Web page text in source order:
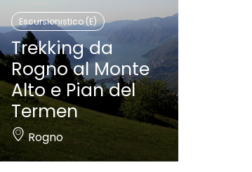
Escursionistico (E)
Trekking da
Rogno al Monte
Alto e Pian del
Termen
Rogno